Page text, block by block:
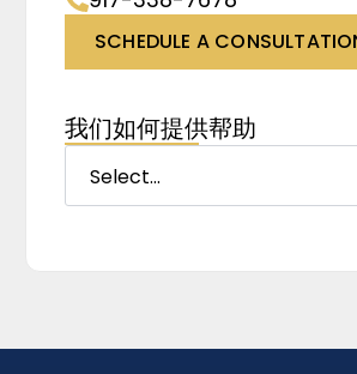
SCHEDULE A
我们如何提供帮助